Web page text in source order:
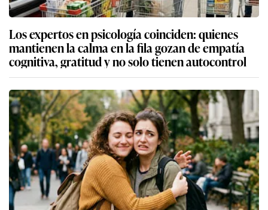
Los expertos en psicología coinciden: quienes
mantienen la calma en la fila gozan de empatía
cognitiva, gratitud y no solo tienen autocontrol